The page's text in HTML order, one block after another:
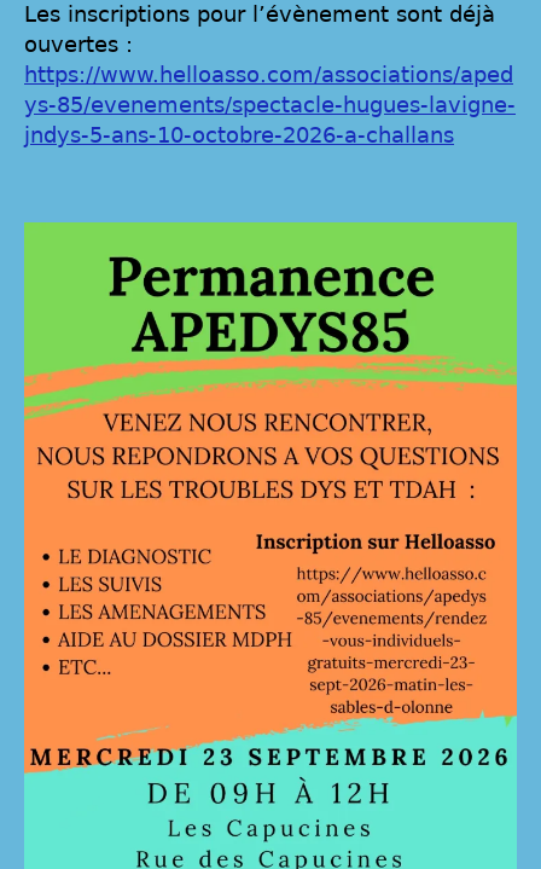
Les inscriptions pour l’évènement sont déjà
ouvertes :
https://www.helloasso.com/associations/aped
ys-85/evenements/spectacle-hugues-lavigne-
jndys-5-ans-10-octobre-2026-a-challans